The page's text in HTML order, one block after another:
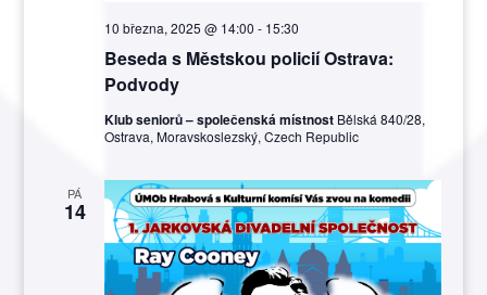
Beseda s Městskou policií Ostrava:
Podvody
10 března, 2025 @ 14:00 - 15:30
Klub seniorů – společenská místnost Bělská 840/28,
Ostrava, Moravskoslezský, Czech Republic
PÁ
14